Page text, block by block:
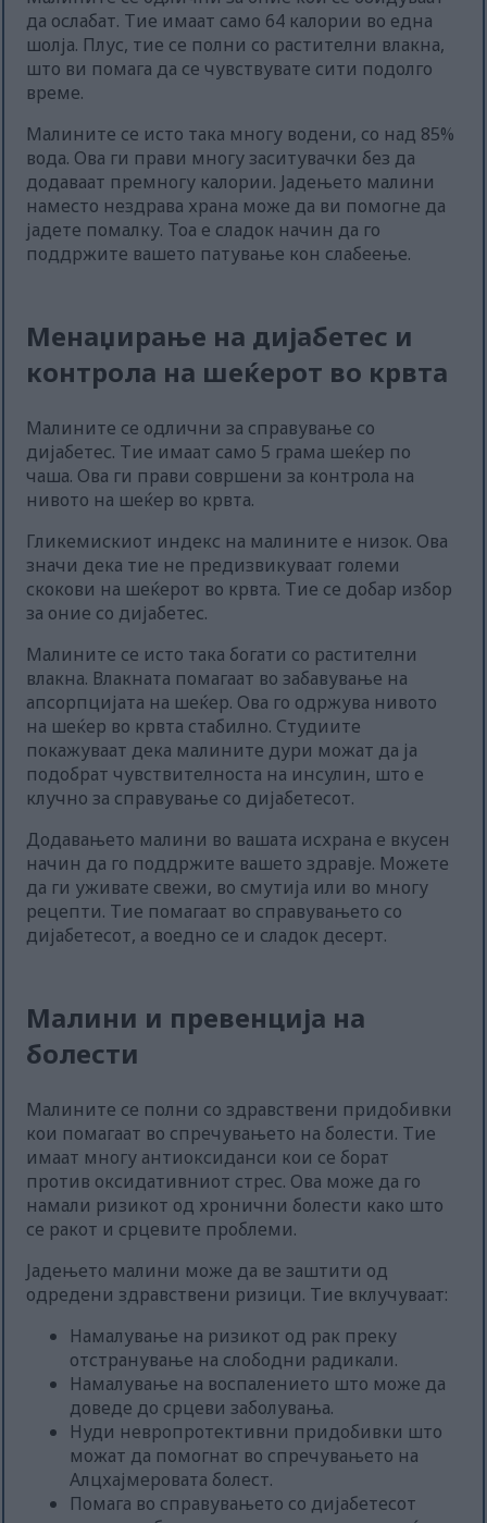
да ослабат. Тие имаат само 64 калории во една
шолја. Плус, тие се полни со растителни влакна,
што ви помага да се чувствувате сити подолго
време.
Малините се исто така многу водени, со над 85%
вода. Ова ги прави многу заситувачки без да
додаваат премногу калории. Јадењето малини
наместо нездрава храна може да ви помогне да
јадете помалку. Тоа е сладок начин да го
поддржите вашето патување кон слабеење.
Менаџирање на дијабетес и
контрола на шеќерот во крвта
Малините се одлични за справување со
дијабетес. Тие имаат само 5 грама шеќер по
чаша. Ова ги прави совршени за контрола на
нивото на шеќер во крвта.
Гликемискиот индекс на малините е низок. Ова
значи дека тие не предизвикуваат големи
скокови на шеќерот во крвта. Тие се добар избор
за оние со дијабетес.
Малините се исто така богати со растителни
влакна. Влакната помагаат во забавување на
апсорпцијата на шеќер. Ова го одржува нивото
на шеќер во крвта стабилно. Студиите
покажуваат дека малините дури можат да ја
подобрат чувствителноста на инсулин, што е
клучно за справување со дијабетесот.
Додавањето малини во вашата исхрана е вкусен
начин да го поддржите вашето здравје. Можете
да ги уживате свежи, во смутија или во многу
рецепти. Тие помагаат во справувањето со
дијабетесот, а воедно се и сладок десерт.
Малини и превенција на
болести
Малините се полни со здравствени придобивки
кои помагаат во спречувањето на болести. Тие
имаат многу антиоксиданси кои се борат
против оксидативниот стрес. Ова може да го
намали ризикот од хронични болести како што
се ракот и срцевите проблеми.
Јадењето малини може да ве заштити од
одредени здравствени ризици. Тие вклучуваат:
Намалување на ризикот од рак преку
отстранување на слободни радикали.
Намалување на воспалението што може да
доведе до срцеви заболувања.
Нуди невропротективни придобивки што
можат да помогнат во спречувањето на
Алцхајмеровата болест.
Помага во справувањето со дијабетесот